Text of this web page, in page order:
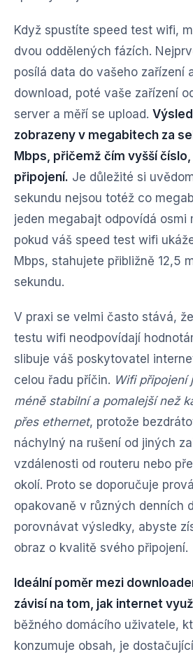
Když spustíte speed test wifi,
dvou oddělených fázích.
posílá data do vašeho zařízení
download, poté vaše zařízení
server a měří se upload.
zobrazeny v megabitech za
Mbps, přičemž čím vyšší
připojení. Je důležité si
sekundu nejsou totéž co
jeden megabajt odpovídá osmi
pokud váš speed test wifi
Mbps, stahujete přibližně 12,5
sekundu.
V praxi se velmi často stává,
testu wifi neodpovídají
slibuje váš poskytovatel
celou řadu příčin. Wifi připojení
méně stabilní a pomalejší než
přes ethernet, protože
náchylný na rušení od jiných
vzdálenosti od routeru nebo
okolí. Proto se doporučuje
opakovaně v různých denních
porovnávat výsledky, abyste
obraz o kvalitě svého připojení.
Ideální poměr mezi
závisí na tom, jak internet
běžného domácího uživatele,
konzumuje obsah, je